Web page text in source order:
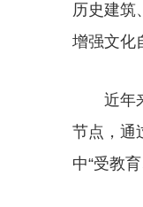
历史建筑
增强文化
近年
节点，通
中“受教